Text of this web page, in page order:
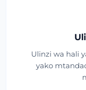
Ulinzi wa hali
yako